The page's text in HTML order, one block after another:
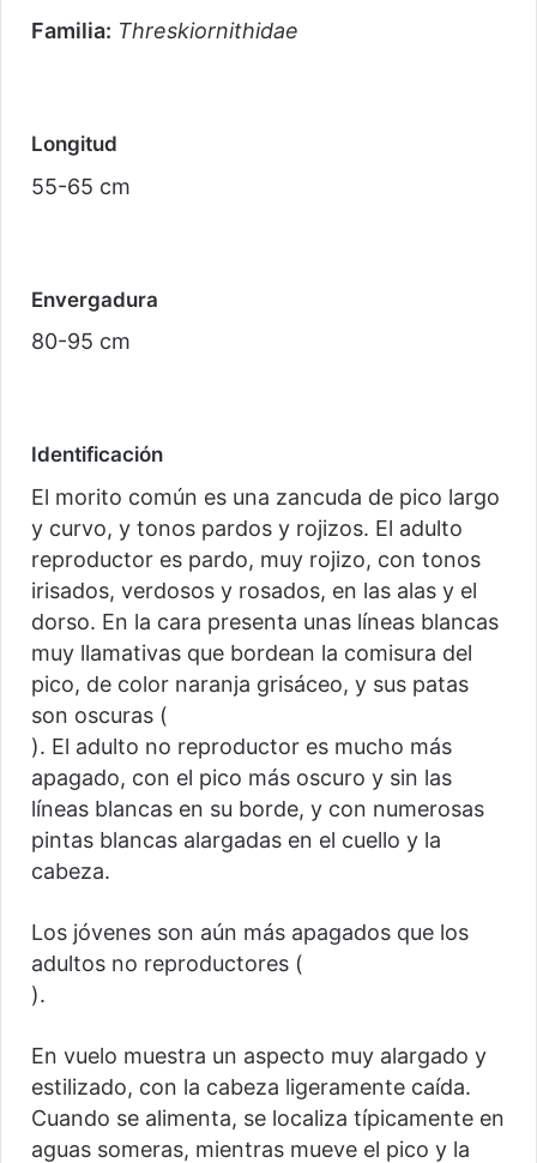
Familia: Threskiornithidae
Longitud
55-65 cm
Envergadura
80-95 cm
Identificación
El morito común es una zancuda de pico largo
y curvo, y tonos pardos y rojizos. El adulto
reproductor es pardo, muy rojizo, con tonos
irisados, verdosos y rosados, en las alas y el
dorso. En la cara presenta unas líneas blancas
muy llamativas que bordean la comisura del
pico, de color naranja grisáceo, y sus patas
son oscuras (
). El adulto no reproductor es mucho más
apagado, con el pico más oscuro y sin las
líneas blancas en su borde, y con numerosas
pintas blancas alargadas en el cuello y la
cabeza.
Los jóvenes son aún más apagados que los
adultos no reproductores (
).
En vuelo muestra un aspecto muy alargado y
estilizado, con la cabeza ligeramente caída.
Cuando se alimenta, se localiza típicamente en
aguas someras, mientras mueve el pico y la